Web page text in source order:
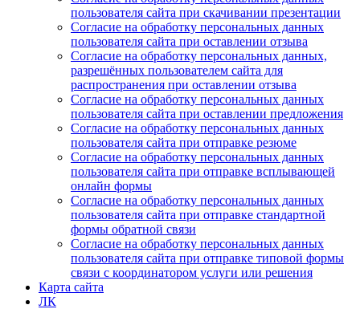
пользователя сайта при скачивании презентации
Согласие на обработку персональных данных
пользователя сайта при оставлении отзыва
Согласие на обработку персональных данных,
разрешённых пользователем сайта для
распространения при оставлении отзыва
Согласие на обработку персональных данных
пользователя сайта при оставлении предложения
Согласие на обработку персональных данных
пользователя сайта при отправке резюме
Согласие на обработку персональных данных
пользователя сайта при отправке всплывающей
онлайн формы
Согласие на обработку персональных данных
пользователя сайта при отправке стандартной
формы обратной связи
Согласие на обработку персональных данных
пользователя сайта при отправке типовой формы
связи с координатором услуги или решения
Карта сайта
ЛК